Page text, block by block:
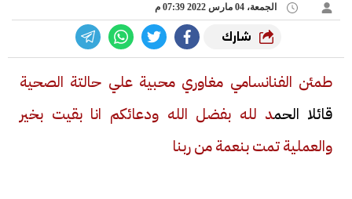
الجمعة، 04 مارس 2022 07:39 م
شارك
طمئن الفنانسامي مغاوري محبية علي حالتة الصحية
قائلا الحمد لله بفضل الله ودعائكم انا بقيت بخير
والعملية تمت بنعمة من ربنا